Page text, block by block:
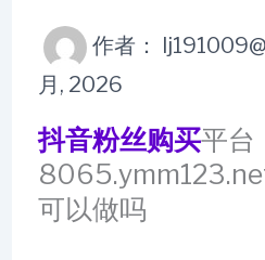
作者：
月, 2026
抖音粉丝购买平台
可以做吗